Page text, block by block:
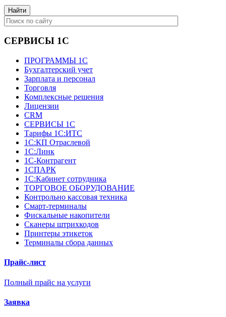
СЕРВИСЫ 1С
ПРОГРАММЫ 1С
Бухгалтерский учет
Зарплата и персонал
Торговля
Комплексные решения
Лицензии
CRM
СЕРВИСЫ 1С
Тарифы 1С:ИТС
1С:КП Отраслевой
1С:Линк
1С-Контрагент
1СПАРК
1С:Кабинет сотрудника
ТОРГОВОЕ ОБОРУДОВАНИЕ
Контрольно кассовая техника
Смарт-терминалы
Фискальные накопители
Сканеры штрихкодов
Принтеры этикеток
Терминалы сбора данных
Прайс-лист
Полный прайс на услуги
Заявка